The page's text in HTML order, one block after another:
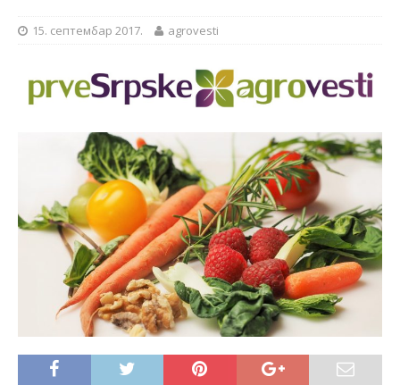
15. септембар 2017. agrovesti